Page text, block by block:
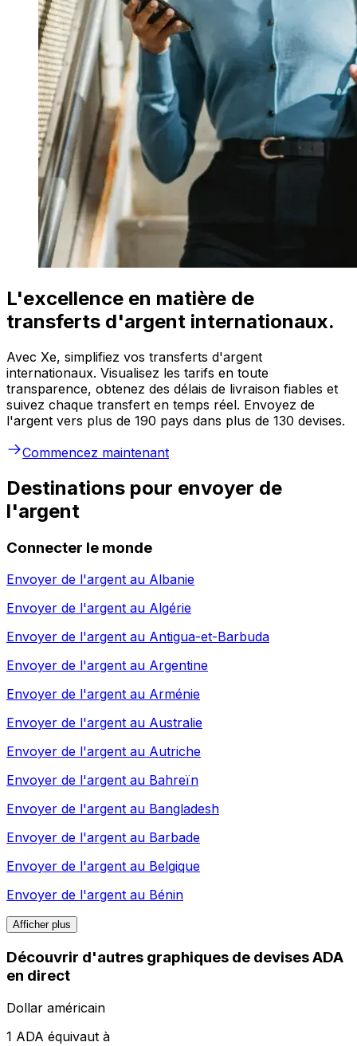
L'excellence en matière de
transferts d'argent internationaux.
Avec Xe, simplifiez vos transferts d'argent
internationaux. Visualisez les tarifs en toute
transparence, obtenez des délais de livraison fiables et
suivez chaque transfert en temps réel. Envoyez de
l'argent vers plus de 190 pays dans plus de 130 devises.
Commencez maintenant
Destinations pour envoyer de
l'argent
Connecter le monde
Envoyer de l'argent au Albanie
Envoyer de l'argent au Algérie
Envoyer de l'argent au Antigua-et-Barbuda
Envoyer de l'argent au Argentine
Envoyer de l'argent au Arménie
Envoyer de l'argent au Australie
Envoyer de l'argent au Autriche
Envoyer de l'argent au Bahreïn
Envoyer de l'argent au Bangladesh
Envoyer de l'argent au Barbade
Envoyer de l'argent au Belgique
Envoyer de l'argent au Bénin
Afficher plus
Découvrir d'autres graphiques de devises ADA
en direct
Dollar américain
1 ADA équivaut à